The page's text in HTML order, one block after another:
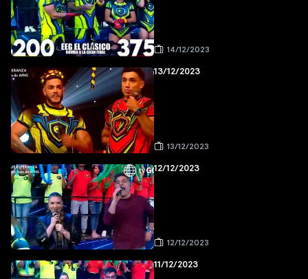
14/12/2023
13/12/2023
13/12/2023
12/12/2023
12/12/2023
11/12/2023